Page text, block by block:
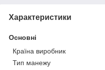
Характеристики
Основні
Країна виробник
Тип манежу